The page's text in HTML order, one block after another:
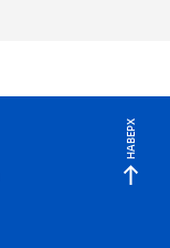
НАВЕРХ